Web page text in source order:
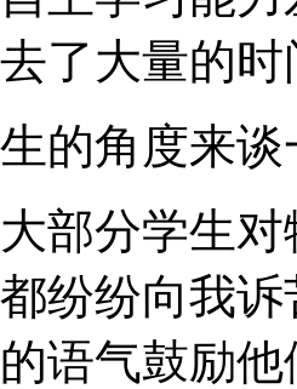
了大量的
的角度来
部分学生
纷纷向我
语气鼓励